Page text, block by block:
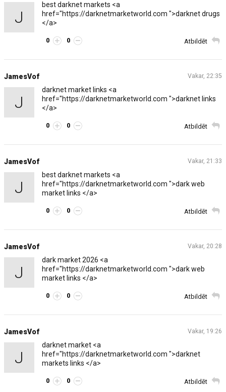
J
best darknet markets <a
href="https://darknetmarketworld.com ">darknet drugs
</a>
Atbildēt
0 0
Vakar, 22:35
JamesVof
J
darknet market links <a
href="https://darknetmarketworld.com ">darknet links
</a>
Atbildēt
0 0
Vakar, 21:33
JamesVof
J
best darknet markets <a
href="https://darknetmarketworld.com ">dark web
market links </a>
Atbildēt
0 0
Vakar, 20:28
JamesVof
J
dark market 2026 <a
href="https://darknetmarketworld.com ">dark web
market links </a>
Atbildēt
0 0
Vakar, 19:26
JamesVof
J
darknet market <a
href="https://darknetmarketworld.com ">darknet
markets links </a>
Atbildēt
0 0